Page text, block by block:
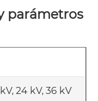
parámetros
24 kV, 36 kV